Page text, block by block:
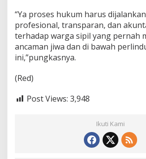
“Ya proses hukum harus
profesional, transparan, dan
terhadap warga sipil yang pernah
ancaman jiwa dan di bawah
ini,”pungkasnya.
(Red)
Post Views: 3,948
Ikuti Kami